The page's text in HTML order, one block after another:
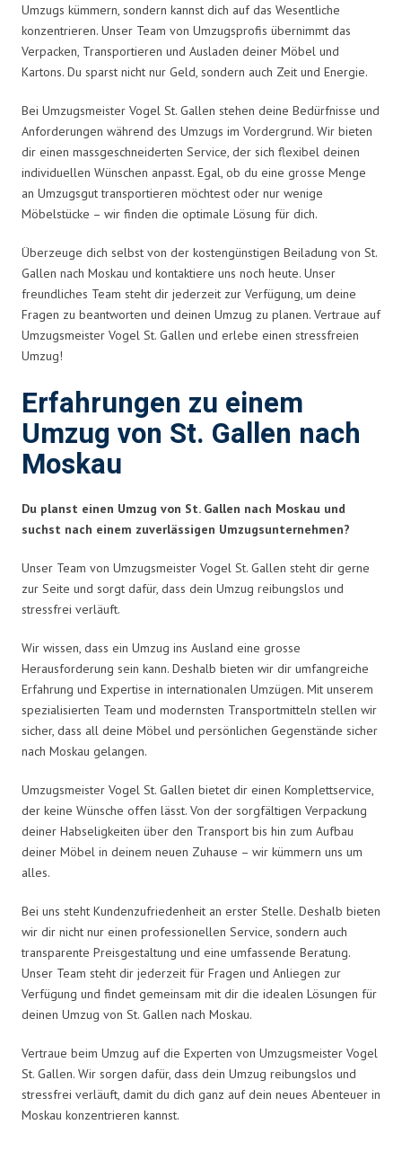
Umzugs kümmern, sondern kannst dich auf das Wesentliche
konzentrieren. Unser Team von Umzugsprofis übernimmt das
Verpacken, Transportieren und Ausladen deiner Möbel und
Kartons. Du sparst nicht nur Geld, sondern auch Zeit und Energie.
Bei Umzugsmeister Vogel St. Gallen stehen deine Bedürfnisse und
Anforderungen während des Umzugs im Vordergrund. Wir bieten
dir einen massgeschneiderten Service, der sich flexibel deinen
individuellen Wünschen anpasst. Egal, ob du eine grosse Menge
an Umzugsgut transportieren möchtest oder nur wenige
Möbelstücke – wir finden die optimale Lösung für dich.
Überzeuge dich selbst von der kostengünstigen Beiladung von St.
Gallen nach Moskau und kontaktiere uns noch heute. Unser
freundliches Team steht dir jederzeit zur Verfügung, um deine
Fragen zu beantworten und deinen Umzug zu planen. Vertraue auf
Umzugsmeister Vogel St. Gallen und erlebe einen stressfreien
Umzug!
Erfahrungen zu einem
Umzug von St. Gallen nach
Moskau
Du planst einen Umzug von St. Gallen nach Moskau und
suchst nach einem zuverlässigen Umzugsunternehmen?
Unser Team von Umzugsmeister Vogel St. Gallen steht dir gerne
zur Seite und sorgt dafür, dass dein Umzug reibungslos und
stressfrei verläuft.
Wir wissen, dass ein Umzug ins Ausland eine grosse
Herausforderung sein kann. Deshalb bieten wir dir umfangreiche
Erfahrung und Expertise in internationalen Umzügen. Mit unserem
spezialisierten Team und modernsten Transportmitteln stellen wir
sicher, dass all deine Möbel und persönlichen Gegenstände sicher
nach Moskau gelangen.
Umzugsmeister Vogel St. Gallen bietet dir einen Komplettservice,
der keine Wünsche offen lässt. Von der sorgfältigen Verpackung
deiner Habseligkeiten über den Transport bis hin zum Aufbau
deiner Möbel in deinem neuen Zuhause – wir kümmern uns um
alles.
Bei uns steht Kundenzufriedenheit an erster Stelle. Deshalb bieten
wir dir nicht nur einen professionellen Service, sondern auch
transparente Preisgestaltung und eine umfassende Beratung.
Unser Team steht dir jederzeit für Fragen und Anliegen zur
Verfügung und findet gemeinsam mit dir die idealen Lösungen für
deinen Umzug von St. Gallen nach Moskau.
Vertraue beim Umzug auf die Experten von Umzugsmeister Vogel
St. Gallen. Wir sorgen dafür, dass dein Umzug reibungslos und
stressfrei verläuft, damit du dich ganz auf dein neues Abenteuer in
Moskau konzentrieren kannst.